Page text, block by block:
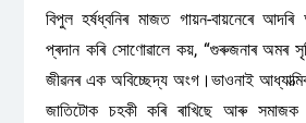
বিপুল হর্ষধ্বনিৰ মাজত গায়ন-বায়নেৰে
প্ৰদান কৰি সোণোৱালে কয়, “গুৰুজনাৰ অমৰ
জীৱনৰ এক অবিচ্ছেদ্য অংগ।ভাওনাই
জাতিটোক চহকী কৰি ৰাখিছে আৰু সমাজক